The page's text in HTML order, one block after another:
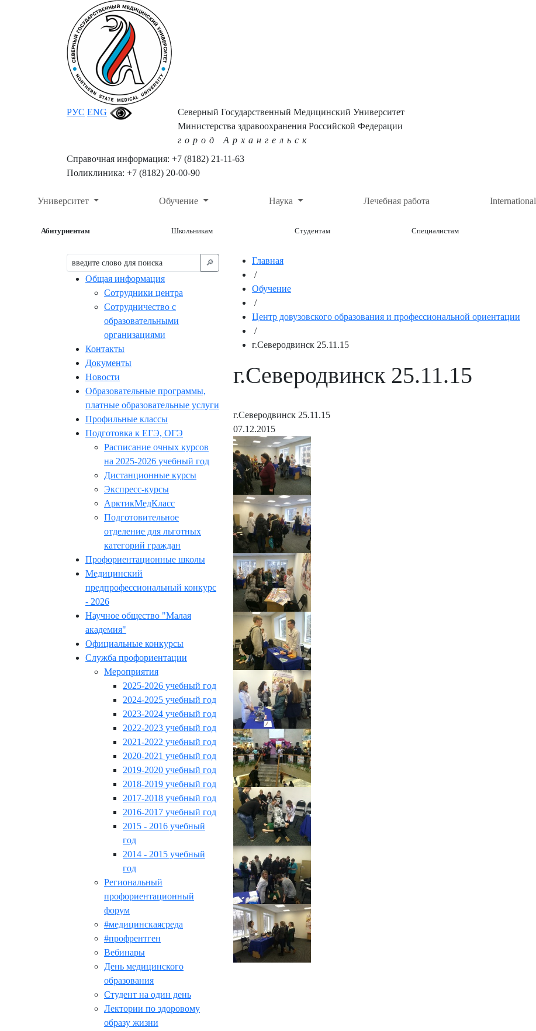
РУС ENG
Северный Государственный Медицинский Университет
Министерства здравоохранения Российской Федерации
город Архангельск
Справочная информация: +7 (8182) 21-11-63
Поликлиника: +7 (8182) 20-00-90
Университет Обучение Наука Лечебная работа International
Абитуриентам Школьникам Студентам Специалистам
🔎︎
Общая информация
Сотрудники центра
Сотрудничество с
образовательными
организациями
Контакты
Документы
Новости
Образовательные программы,
платные образовательные услуги
Профильные классы
Подготовка к ЕГЭ, ОГЭ
Расписание очных курсов
на 2025-2026 учебный год
Дистанционные курсы
Экспресс-курсы
АрктикМедКласс
Подготовительное
отделение для льготных
категорий граждан
Профориентационные школы
Медицинский
предпрофессиональный конкурс
- 2026
Научное общество "Малая
академия"
Официальные конкурсы
Служба профориентации
Мероприятия
2025-2026 учебный год
2024-2025 учебный год
2023-2024 учебный год
2022-2023 учебный год
2021-2022 учебный год
2020-2021 учебный год
2019-2020 учебный год
2018-2019 учебный год
2017-2018 учебный год
2016-2017 учебный год
2015 - 2016 учебный
год
2014 - 2015 учебный
год
Региональный
профориентационный
форум
#медицинскаясреда
#профрентген
Вебинары
День медицинского
образования
Студент на один день
Лектории по здоровому
образу жизни
Главная
/
Обучение
/
Центр довузовского образования и профессиональной ориентации
/
г.Северодвинск 25.11.15
г.Северодвинск 25.11.15
г.Северодвинск 25.11.15
07.12.2015